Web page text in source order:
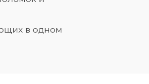
в одном